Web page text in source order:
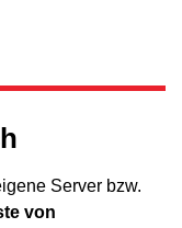
Server bzw.
von